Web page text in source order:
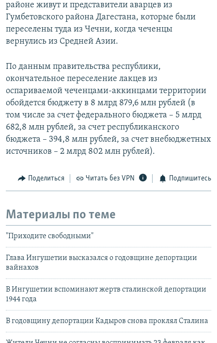
районе живут и представители аварцев из
Гумбетовского района Дагестана, которые были
переселены туда из Чечни, когда чеченцы
вернулись из Средней Азии.
По данным правительства республики,
окончательное переселение лакцев из
оспариваемой чеченцами-аккинцами территории
обойдется бюджету в 8 млрд 879,6 млн рублей (в
том числе за счет федерального бюджета – 5 млрд
682,8 млн рублей, за счет республиканского
бюджета – 394,8 млн рублей, за счет внебюджетных
источников – 2 млрд 802 млн рублей).
Поделиться Читать без VPN Подпишитесь
Материалы по теме
"Приходите свободными"
Глава Ингушетии высказался о годовщине депортации
вайнахов
В Ингушетии вспоминают жертв сталинской депортации
1944 года
В годовщину депортации Кадыров снова проклял Сталина